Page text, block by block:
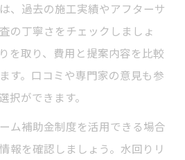
、過去の施工実績やアフターサ
の丁寧さをチェックしましょ
を取り、費用と提案内容を比較
す。口コミや専門家の意見も参
択ができます。
ム補助金制度を活用できる場合
報を確認しましょう。水回りリ